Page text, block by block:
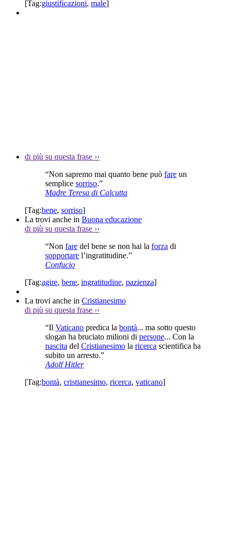
[Tag:giustificazioni, male]
di più su questa frase ››
“Non sapremo mai quanto bene può fare un
semplice sorriso.”
Madre Teresa di Calcutta
[Tag:bene, sorriso]
La trovi anche in Buona educazione
di più su questa frase ››
“Non fare del bene se non hai la forza di
sopportare l’ingratitudine.”
Confucio
[Tag:agire, bene, ingratitudine, pazienza]
La trovi anche in Cristianesimo
di più su questa frase ››
“Il Vaticano predica la bontà... ma sotto questo
slogan ha bruciato milioni di persone... Con la
nascita del Cristianesimo la ricerca scientifica ha
subito un arresto.”
Adolf Hitler
[Tag:bontà, cristianesimo, ricerca, vaticano]